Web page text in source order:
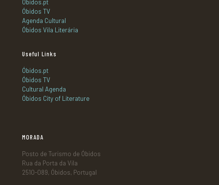
Óbidos.pt
Óbidos TV
Agenda Cultural
Óbidos Vila Literária
Useful Links
Óbidos.pt
Óbidos TV
Cultural Agenda
Óbidos City of Literature
MORADA
Posto de Turismo de Óbidos
Rua da Porta da Vila
2510-089, Óbidos, Portugal